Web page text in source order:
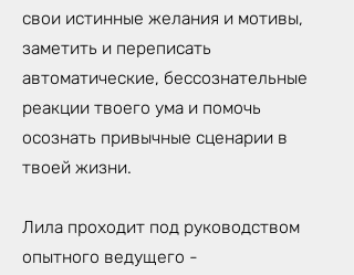
свои истинные желания и мотивы,
заметить и переписать
автоматические, бессознательные
реакции твоего ума и помочь
осознать привычные сценарии в
твоей жизни.
Лила проходит под руководством
опытного ведущего -